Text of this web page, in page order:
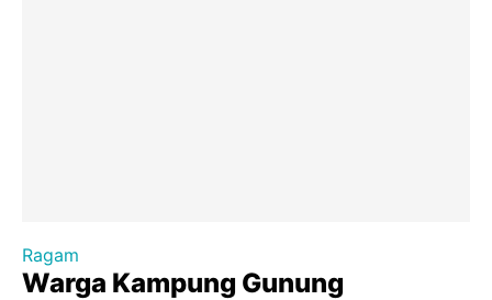
Ragam
Warga Kampung Gunung